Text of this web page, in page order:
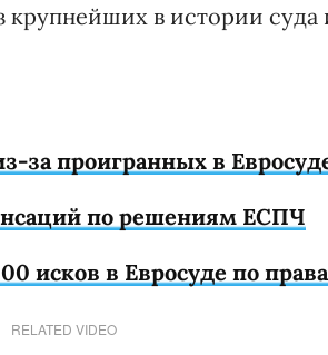
в истории суда
за проигранных в
по решениям ЕСПЧ
исков в Евросуде по
RELATED VIDEO